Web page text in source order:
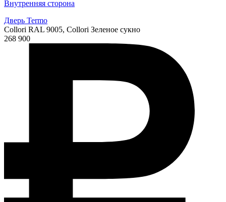
Внутренняя сторона
Дверь Termo
Collori RAL 9005, Collori Зеленое сукно
268 900